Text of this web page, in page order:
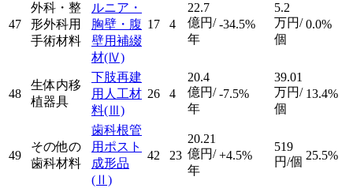
47
外科・整
形外科用
手術材料
ルニア・
胸壁・腹
壁用補綴
材(Ⅳ)
17 4
22.7
億円/
年
-34.5%
5.2
万円/
個
0.0%
48
生体内移
植器具
下肢再建
用人工材
料(Ⅲ)
26 4
20.4
億円/
年
-7.5%
39.01
万円/
個
13.4%
49
その他の
歯科材料
歯科根管
用ポスト
成形品
(Ⅱ)
42 23
20.21
億円/
年
+4.5%
519
円/個 25.5%